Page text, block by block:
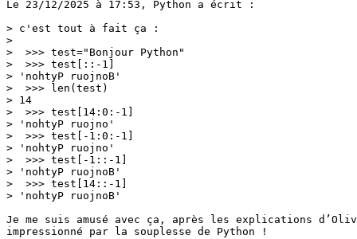
Le 23/12/2025 à 17:53, Python a écrit :
> c'est tout à fait ça :
>
>  >>> test="Bonjour Python"
>  >>> test[::-1]
> 'nohtyP ruojnoB'
>  >>> len(test)
> 14
>  >>> test[14:0:-1]
> 'nohtyP ruojno'
>  >>> test[-1:0:-1]
> 'nohtyP ruojno'
>  >>> test[-1::-1]
> 'nohtyP ruojnoB'
>  >>> test[14::-1]
> 'nohtyP ruojnoB'
Je me suis amusé avec ça, après les explications
impressionné par la souplesse de Python !